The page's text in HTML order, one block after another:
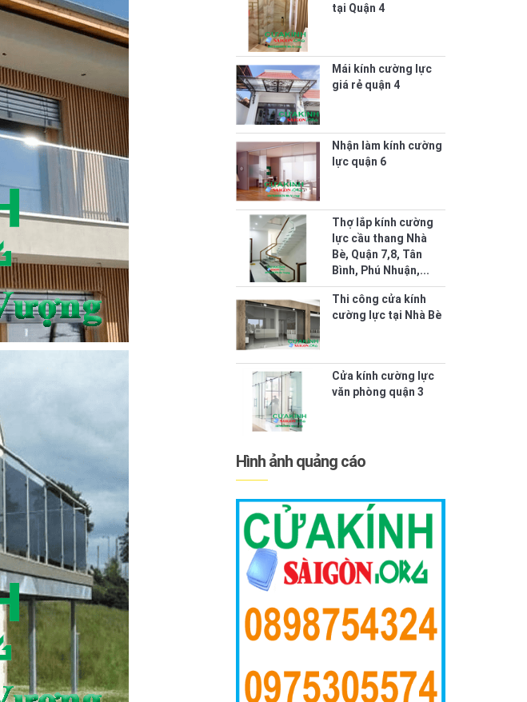
tại Quận 4
Mái kính cường lực
giá rẻ quận 4
Nhận làm kính cường
lực quận 6
Thợ lắp kính cường
lực cầu thang Nhà
Bè, Quận 7,8, Tân
Bình, Phú Nhuận,...
Thi công cửa kính
cường lực tại Nhà Bè
Cửa kính cường lực
văn phòng quận 3
Hình ảnh quảng cáo